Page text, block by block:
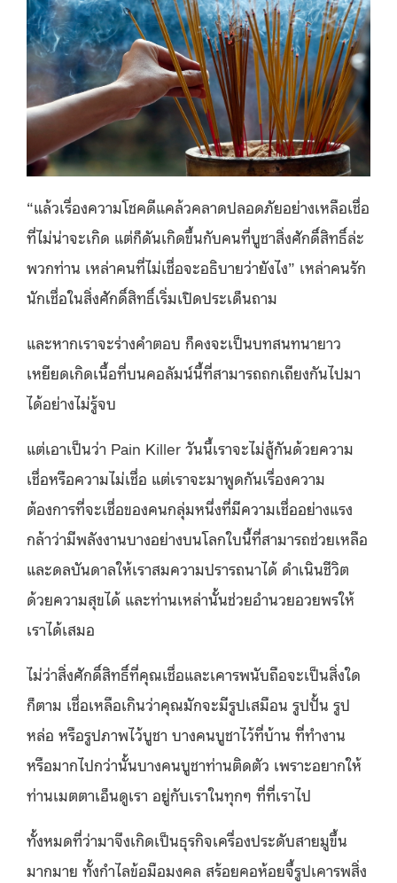
“แล้วเรื่องความโชคดีแคล้วคลาดปลอดภัยอย่างเหลือเชื่อ
ที่ไม่น่าจะเกิด แต่ก็ดันเกิดขึ้นกับคนที่บูชาสิ่งศักดิ์สิทธิ์ล่ะ
พวกท่าน เหล่าคนที่ไม่เชื่อจะอธิบายว่ายังไง” เหล่าคนรัก
นักเชื่อในสิ่งศักดิ์สิทธิ์เริ่มเปิดประเด็นถาม
และหากเราจะร่างคำตอบ ก็คงจะเป็นบทสนทนายาว
เหยียดเกิดเนื้อที่บนคอลัมน์นี้ที่สามารถถกเถียงกันไปมา
ได้อย่างไม่รู้จบ
แต่เอาเป็นว่า Pain Killer วันนี้เราจะไม่สู้กันด้วยความ
เชื่อหรือความไม่เชื่อ แต่เราจะมาพูดกันเรื่องความ
ต้องการที่จะเชื่อของคนกลุ่มหนึ่งที่มีความเชื่ออย่างแรง
กล้าว่ามีพลังงานบางอย่างบนโลกใบนี้ที่สามารถช่วยเหลือ
และดลบันดาลให้เราสมความปรารถนาได้ ดำเนินชีวิต
ด้วยความสุขได้ และท่านเหล่านั้นช่วยอำนวยอวยพรให้
เราได้เสมอ
ไม่ว่าสิ่งศักดิ์สิทธิ์ที่คุณเชื่อและเคารพนับถือจะเป็นสิ่งใด
ก็ตาม เชื่อเหลือเกินว่าคุณมักจะมีรูปเสมือน รูปปั้น รูป
หล่อ หรือรูปภาพไว้บูชา บางคนบูชาไว้ที่บ้าน ที่ทำงาน
หรือมากไปกว่านั้นบางคนบูชาท่านติดตัว เพราะอยากให้
ท่านเมตตาเอ็นดูเรา อยู่กับเราในทุกๆ ที่ที่เราไป
ทั้งหมดที่ว่ามาจึงเกิดเป็นธุรกิจเครื่องประดับสายมูขึ้น
มากมาย ทั้งกำไลข้อมือมงคล สร้อยคอห้อยจี้รูปเคารพสิ่ง